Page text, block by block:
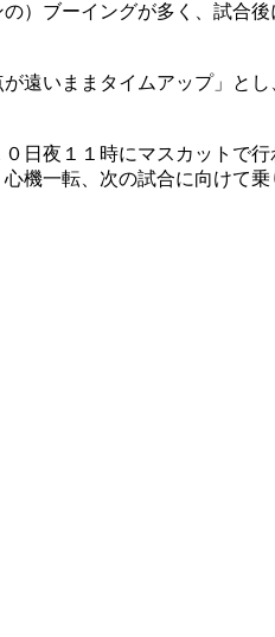
）ブーイングが多く、試合後
遠いままタイムアップ」と
日夜１１時にマスカットで
機一転、次の試合に向けて乗